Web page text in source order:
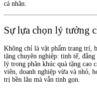
cá nhân.
Sự lựa chọn lý tưởng
Không chỉ là vật phẩm trang trí,
tặng chuyên nghiệp: tinh tế,
lý trong phân khúc quà tặng cao
viên, doanh nghiệp vừa và nhỏ,
trị bền lâu mà vẫn tinh gọn.